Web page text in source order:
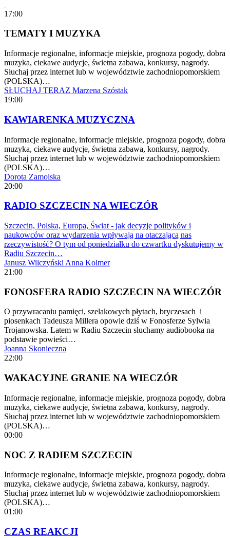
17:00
TEMATY I MUZYKA
Informacje regionalne, informacje miejskie, prognoza pogody, dobra
muzyka, ciekawe audycje, świetna zabawa, konkursy, nagrody.
Słuchaj przez internet lub w województwie zachodniopomorskiem
(POLSKA)…
SŁUCHAJ TERAZ Marzena Szóstak
19:00
KAWIARENKA MUZYCZNA
Informacje regionalne, informacje miejskie, prognoza pogody, dobra
muzyka, ciekawe audycje, świetna zabawa, konkursy, nagrody.
Słuchaj przez internet lub w województwie zachodniopomorskiem
(POLSKA)…
Dorota Zamolska
20:00
RADIO SZCZECIN NA WIECZÓR
Szczecin, Polska, Europa, Świat - jak decyzje polityków i
naukowców oraz wydarzenia wpływają na otaczającą nas
rzeczywistość? O tym od poniedziałku do czwartku dyskutujemy w
Radiu Szczecin…
Janusz Wilczyński Anna Kolmer
21:00
FONOSFERA RADIO SZCZECIN NA WIECZÓR
O przywracaniu pamięci, szelakowych płytach, bryczesach i
piosenkach Tadeusza Millera opowie dziś w Fonosferze Sylwia
Trojanowska. Latem w Radiu Szczecin słuchamy audiobooka na
podstawie powieści…
Joanna Skonieczna
22:00
WAKACYJNE GRANIE NA WIECZÓR
Informacje regionalne, informacje miejskie, prognoza pogody, dobra
muzyka, ciekawe audycje, świetna zabawa, konkursy, nagrody.
Słuchaj przez internet lub w województwie zachodniopomorskiem
(POLSKA)…
00:00
NOC Z RADIEM SZCZECIN
Informacje regionalne, informacje miejskie, prognoza pogody, dobra
muzyka, ciekawe audycje, świetna zabawa, konkursy, nagrody.
Słuchaj przez internet lub w województwie zachodniopomorskiem
(POLSKA)…
01:00
CZAS REAKCJI